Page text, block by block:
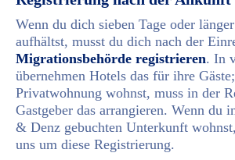
Wenn du dich sieben Tage oder
aufhältst, musst du dich nach der
Migrationsbehörde registrieren. In
übernehmen Hotels das für ihre
Privatwohnung wohnst, muss in der
Gastgeber das arrangieren. Wenn du
& Denz gebuchten Unterkunft
uns um diese Registrierung.